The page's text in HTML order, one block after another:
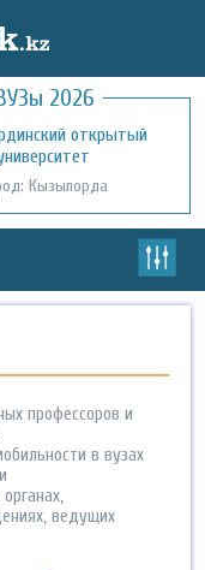
2026
открытый
Кызылорда
турецкий
Х.А. Ясави
профессоров и
в вузах
ведущих